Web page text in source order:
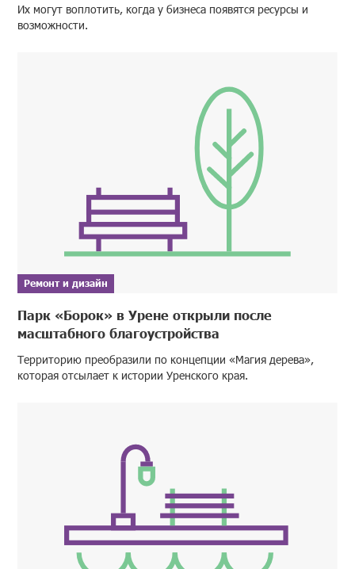
Их могут воплотить, когда у бизнеса появятся ресурсы и
возможности.
Ремонт и дизайн
Парк «Борок» в Урене открыли после
масштабного благоустройства
Территорию преобразили по концепции «Магия дерева»,
которая отсылает к истории Уренского края.